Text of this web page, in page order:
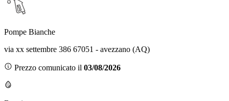
Pompe Bianche
via xx settembre 386 67051 - avezzano (AQ)
Prezzo comunicato il 03/08/2026